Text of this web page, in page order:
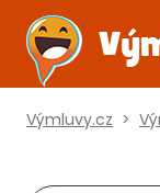
Výmluvy.cz >